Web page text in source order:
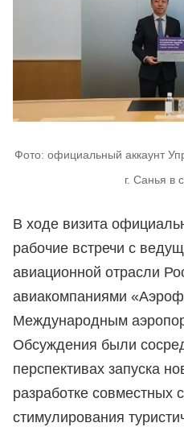
Фото: официальный аккаунт
г. Санья в
В ходе визита
рабочие встречи с
авиационной отрасли
авиакомпаниями
Международным
Обсуждения были
перспективах запуска
разработке совместных
стимулирования